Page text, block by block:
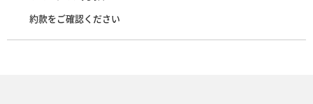
約款をご確認ください